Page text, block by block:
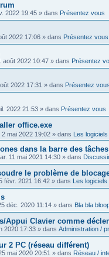
2022 19:45 » dans Présentez vous
2022 17:06 » dans Présentez vous
août 2022 10:47 » dans Présentez
2022 17:31 » dans Présentez vous
2022 21:53 » dans Présentez vous
office.exe
2 mai 2022 19:02 » dans Les logiciels
dans la barre des tâches
11 mai 2021 14:30 » dans
le problème de
févr. 2021 16:42 » dans Les logiciels
déc. 2020 11:14 » dans Bla bla
Appui Clavier comme
2020 17:33 » dans Administration /
2 PC (réseau différent)
mai 2020 20:51 » dans Réseau /